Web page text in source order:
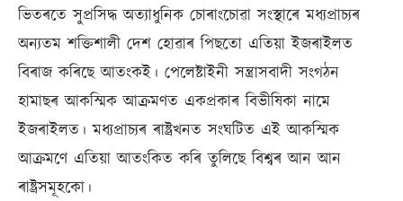
ভিতৰতে সুপ্ৰসিদ্ধ অত্যাধুনিক চোৰাংচোৱা সংস্থাৰে মধ্যপ্ৰাচ্যৰ
অন্যতম শক্তিশালী দেশ হোৱাৰ পিছতো এতিয়া ইজৰাইলত
বিৰাজ কৰিছে আতংকই। পেলেষ্টাইনী সন্ত্ৰাসবাদী সংগঠন
হামাছৰ আকস্মিক আক্ৰমণত একপ্ৰকাৰ বিভীষিকা নামে
ইজৰাইলত। মধ্যপ্ৰাচ্যৰ ৰাষ্ট্ৰখনত সংঘটিত এই আকস্মিক
আক্ৰমণে এতিয়া আতংকিত কৰি তুলিছে বিশ্বৰ আন আন
ৰাষ্ট্ৰসমূহকো।